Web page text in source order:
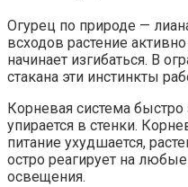
Огурец по природе —
всходов растение
начинает изгибаться. В
стакана эти инстинкты
Корневая система быстро
упирается в стенки.
питание ухудшается,
остро реагирует на
освещения.